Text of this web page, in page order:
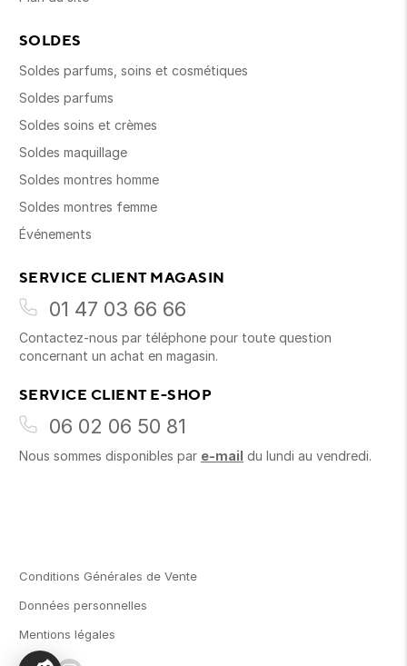
SOLDES
Soldes parfums, soins et cosmétiques
Soldes parfums
Soldes soins et crèmes
Soldes maquillage
Soldes montres homme
Soldes montres femme
Événements
SERVICE CLIENT MAGASIN
01 47 03 66 66
Contactez-nous par téléphone pour toute question
concernant un achat en magasin.
SERVICE CLIENT E-SHOP
06 02 06 50 81
Nous sommes disponibles par e-mail du lundi au vendredi.
Conditions Générales de Vente
Données personnelles
Mentions légales